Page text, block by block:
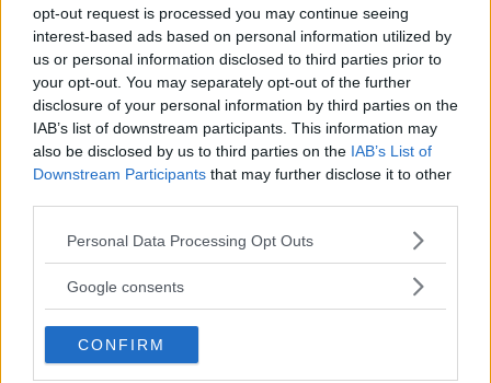
opt-out request is processed you may continue seeing
interest-based ads based on personal information utilized by
us or personal information disclosed to third parties prior to
your opt-out. You may separately opt-out of the further
disclosure of your personal information by third parties on the
IAB’s list of downstream participants. This information may
also be disclosed by us to third parties on the IAB’s List of
Downstream Participants that may further disclose it to other
Please note that this website/app uses one or more Google
not limited to your visit or usage behaviour. You may click to
use your data for below specified purposes in below Google
consent section.
Personal Data Processing Opt Outs
Google consents
CONFIRM